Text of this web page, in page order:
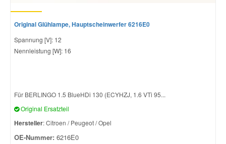
Original Glühlampe, Hauptscheinwerfer 6216E0
Spannung [V]: 12
Nennleistung [W]: 16
Für BERLINGO 1.5 BlueHDi 130 (ECYHZJ, 1.6 VTi 95...
Original Ersatzteil
Hersteller: Citroen / Peugeot / Opel
OE-Nummer: 6216E0